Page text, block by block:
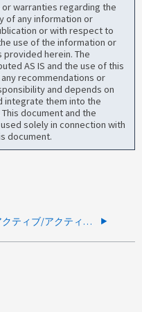
warranties regarding the
of any information or
or with respect to
use of the information or
herein. The
AS IS and the use of this
recommendations or
and depends on
integrate them into the
document and the
solely in connection with
document.
アクティブ/アクティブとして設定されている場合、VLANを持つStorageGRID HAグループに問題がある